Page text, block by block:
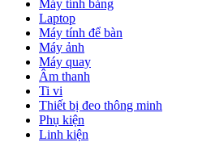
Máy tính bảng
Laptop
Máy tính để bàn
Máy ảnh
Máy quay
Âm thanh
Ti vi
Thiết bị đeo thông minh
Phụ kiện
Linh kiện